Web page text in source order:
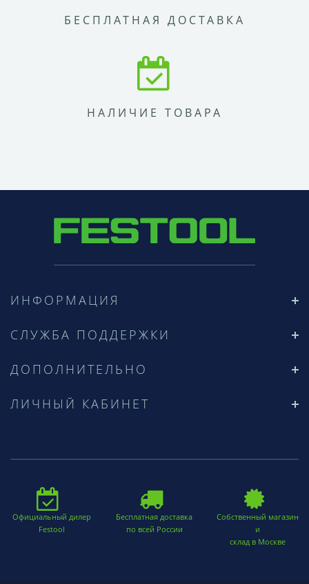
БЕСПЛАТНАЯ ДОСТАВКА
НАЛИЧИЕ ТОВАРА
ИНФОРМАЦИЯ
СЛУЖБА ПОДДЕРЖКИ
ДОПОЛНИТЕЛЬНО
ЛИЧНЫЙ КАБИНЕТ
Официальный дилер
Festool
Бесплатная доставка
по всей России
Собственный магазин
и
склад в Москве